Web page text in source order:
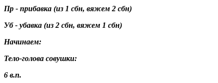
Пр - прибавка (из 1 сбн, вяжем 2 сбн)
Уб - убавка (из 2 сбн, вяжем 1 сбн)
Начинаем:
Тело-голова совушки:
6 в.п.